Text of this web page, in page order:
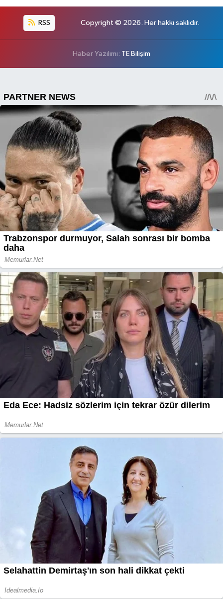
RSS Copyright © 2026. Her hakkı saklıdır.
Haber Yazılımı: TE Bilişim